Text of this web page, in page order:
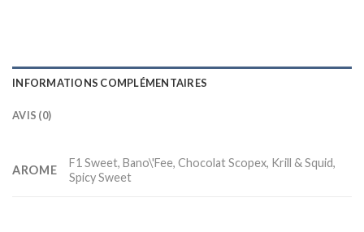
INFORMATIONS COMPLÉMENTAIRES
AVIS (0)
AROME
F1 Sweet, Bano\'Fee, Chocolat Scopex, Krill & Squid,
Spicy Sweet